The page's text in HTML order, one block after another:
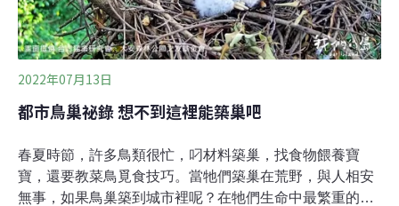
可能是最愛燕子的地方，北投捷運站外的廣場地磚，就是
不同燕子的馬賽克拼貼，許多店家牆上掛著北投區公所製
作的「愛燕之家」標示牌。
2022年07月13日
都市鳥巢祕錄 想不到這裡能築巢吧
春夏時節，許多鳥類很忙，叼材料築巢，找食物餵養寶
寶，還要教菜鳥覓食技巧。當牠們築巢在荒野，與人相安
無事，如果鳥巢築到城市裡呢？在牠們生命中最繁重的育